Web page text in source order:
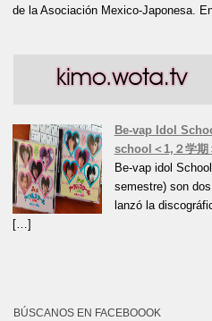
de la Asociación Mexico-Japonesa.
Be-vap Idol
school＜1,２学期
Be-vap idol
semestre) son
lanzó la
[…]
BÚSCANOS EN FACEBOOOK